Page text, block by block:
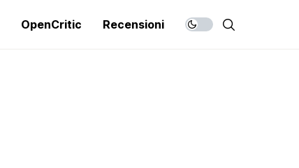
OpenCritic Recensioni